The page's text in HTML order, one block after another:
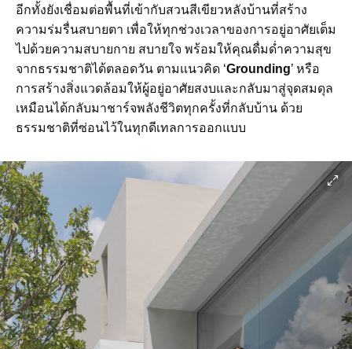
อีกทั้งยังเชื่อมต่อพื้นที่เข้ากับสวนสีเขียวหลังบ้านที่สร้าง
ความร่มรื่นสบายตา เพื่อให้ทุกช่วงเวลาของการอยู่อาศัยเต็ม
ไปด้วยความสบายกาย สบายใจ พร้อมให้คุณดื่มด่ำความสุข
จากธรรมชาติได้ตลอดวัน ตามแนวคิด ‘Grounding’ หรือ
การสร้างสิ่งแวดล้อมให้ผู้อยู่อาศัยสงบและกลับมาสู่จุดสมดุล
เหมือนได้กลับมาชาร์จพลังชีวิตทุกครั้งที่กลับบ้าน ด้วย
ธรรมชาติที่ซ่อนไว้ในทุกดีเทลการออกแบบ